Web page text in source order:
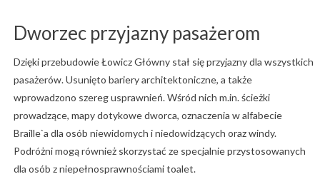
Dworzec przyjazny pasażerom
Dzięki przebudowie Łowicz Główny stał się przyjazny dla wszystkich
pasażerów. Usunięto bariery architektoniczne, a także
wprowadzono szereg usprawnień. Wśród nich m.in. ścieżki
prowadzące, mapy dotykowe dworca, oznaczenia w alfabecie
Braille`a dla osób niewidomych i niedowidzących oraz windy.
Podróżni mogą również skorzystać ze specjalnie przystosowanych
dla osób z niepełnosprawnościami toalet.